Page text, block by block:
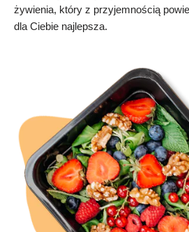
żywienia, który z przyjemnością
dla Ciebie najlepsza.